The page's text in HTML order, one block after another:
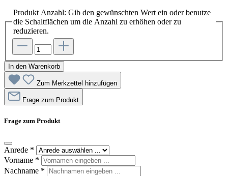
Produkt Anzahl: Gib den gewünschten Wert ein oder benutze
die Schaltflächen um die Anzahl zu erhöhen oder zu
reduzieren.
In den Warenkorb
Zum Merkzettel hinzufügen
Frage zum Produkt
Frage zum Produkt
Anrede *
Vorname *
Nachname *